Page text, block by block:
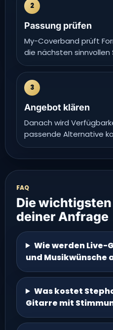
2
Passung prüfen
My-Coverband prüft
die nächsten sinnvollen
3
Angebot klären
Danach wird
passende Alternative
FAQ
Die
deiner Anfrage
Wie werden Live-
und Musikwünsche
Was kostet
Gitarre mit